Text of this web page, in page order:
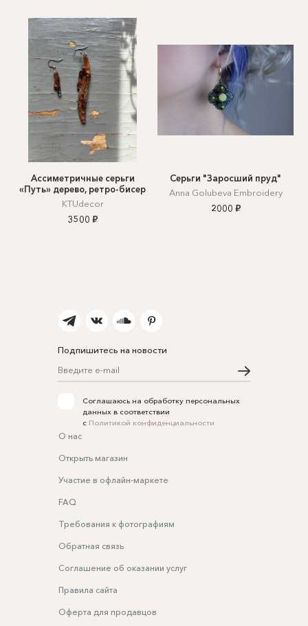
Ассиметричные серьги
«Путь» дерево, ретро-бисер
KTUdecor
3500 ₽
Серьги "Заросший пруд"
Anna Golubeva Embroidery
2000 ₽
Подпишитесь на новости
Соглашаюсь на обработку персональных
данных в соответствии
с Политикой конфиденциальности
О нас
Открыть магазин
Участие в офлайн-маркете
FAQ
Требования к фотографиям
Обратная связь
Соглашение об оказании услуг
Правила сайта
Оферта для продавцов